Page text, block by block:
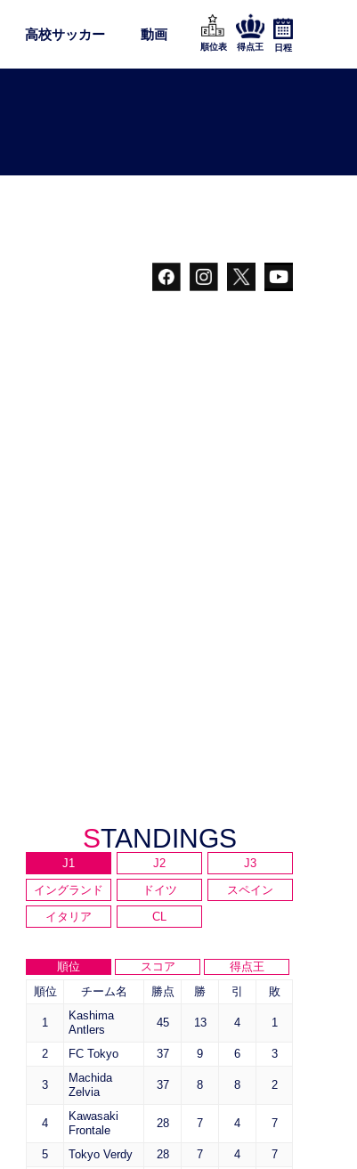
高校サッカー 動画
順位表 得点王 日程
STANDINGS
J1 J2
J3
イングランド
ドイツ
スペイン
イタリア
CL
順位 スコア
得点王
順位
チーム名 勝点 勝 引 敗
1
Kashima
Antlers
45 13 4 1
2 FC Tokyo 37 9 6 3
3
Machida
Zelvia
37 8 8 2
4
Kawasaki
Frontale
28 7 4 7
5 Tokyo Verdy 28 7 4 7